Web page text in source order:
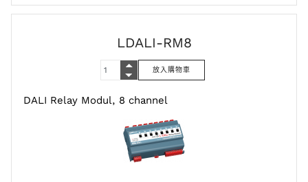
LDALI-RM8
DALI Relay Modul, 8 channel